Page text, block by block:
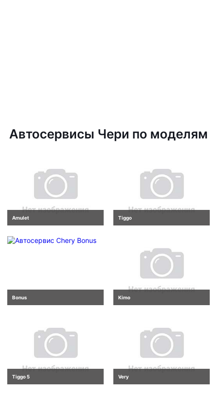
Автосервисы Чери по моделям
Amulet Tiggo
Bonus Kimo
Tiggo 5 Very